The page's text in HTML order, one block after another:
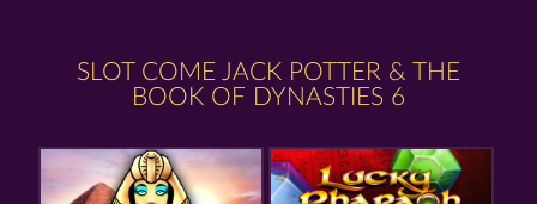
SLOT COME JACK POTTER & THE
BOOK OF DYNASTIES 6